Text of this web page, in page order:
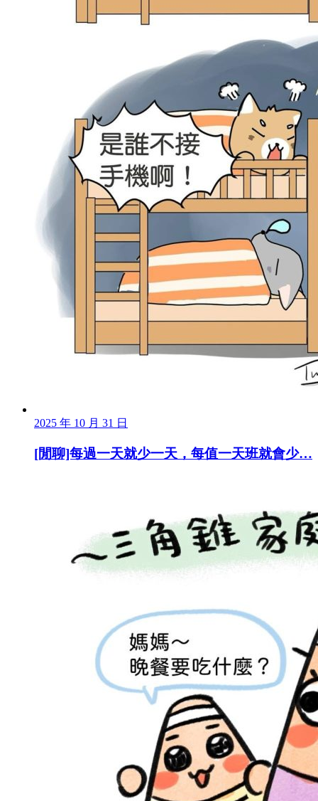
2025 年 10 月 31 日
[閒聊]每過一天就少一天，每值一天班就會少…